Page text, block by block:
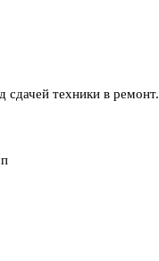
сдачей техники в ремонт.